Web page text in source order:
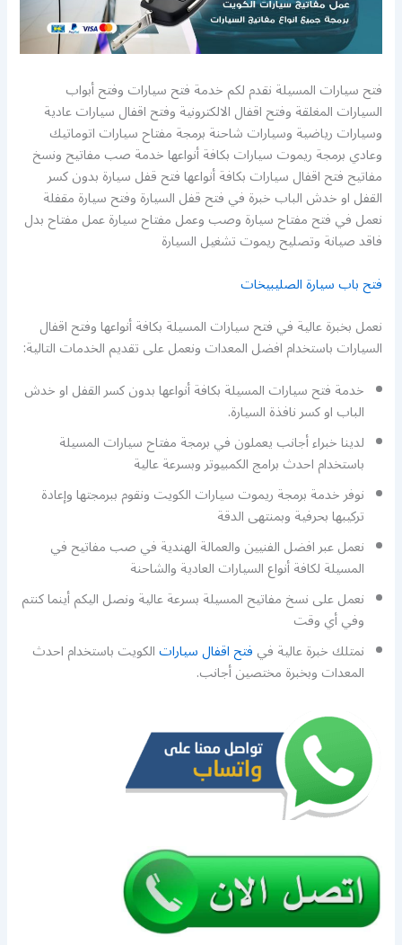
فتح سيارات المسيلة نقدم لكم خدمة فتح سيارات وفتح أبواب
السيارات المغلقة وفتح اقفال الالكترونية وفتح اقفال سيارات عادية
وسيارات رياضية وسيارات شاحنة برمجة مفتاح سيارات اتوماتيك
وعادي برمجة ريموت سيارات بكافة أنواعها خدمة صب مفاتيح ونسخ
مفاتيح فتح اقفال سيارات بكافة أنواعها فتح قفل سيارة بدون كسر
القفل او خدش الباب خبرة في فتح قفل السيارة وفتح سيارة مقفلة
نعمل في فتح مفتاح سيارة وصب وعمل مفتاح سيارة عمل مفتاح بدل
فاقد صيانة وتصليح ريموت تشغيل السيارة
فتح باب سيارة الصليبيخات
نعمل بخبرة عالية في فتح سيارات المسيلة بكافة أنواعها وفتح اقفال
السيارات باستخدام افضل المعدات ونعمل على تقديم الخدمات التالية:
خدمة فتح سيارات المسيلة بكافة أنواعها بدون كسر القفل او خدش
الباب او كسر نافذة السيارة.
لدينا خبراء أجانب يعملون في برمجة مفتاح سيارات المسيلة
باستخدام احدث برامج الكمبيوتر وبسرعة عالية
نوفر خدمة برمجة ريموت سيارات الكويت ونقوم ببرمجتها وإعادة
تركيبها بحرفية وبمنتهى الدقة
نعمل عبر افضل الفنيين والعمالة الهندية في صب مفاتيح في
المسيلة لكافة أنواع السيارات العادية والشاحنة
نعمل على نسخ مفاتيح المسيلة بسرعة عالية ونصل اليكم أينما كنتم
وفي أي وقت
نمتلك خبرة عالية فيفتح اقفال سياراتالكويت باستخدام احدث
المعدات وبخبرة مختصين أجانب.